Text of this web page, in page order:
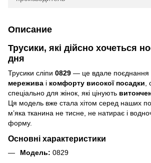
Описание
Трусики, які дійсно хочеться
дня
Трусики сліпи 0829 — це вдале поєднання
мережива і комфорту високої посадки
спеціально для жінок, які цінують
Ця модель вже стала хітом серед наших
м’яка тканина не тисне, не натирає і
форму.
Основні характеристики
Модель: 0829